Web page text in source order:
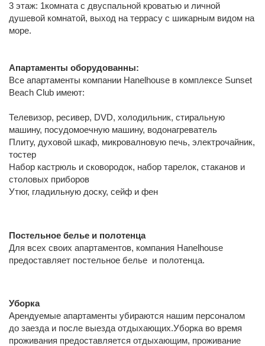
3 этаж: 1комната с двуспальной кроватью и личной
душевой комнатой, выход на террасу с шикарным видом на
море.
Апартаменты оборудованны:
Все апартаменты компании Hanelhouse в комплексе Sunset
Beach Club имеют:
Телевизор, ресивер, DVD, холодильник, стиральную
машину, посудомоечную машину, водонагреватель
Плиту, духовой шкаф, микровалновую печь, электрочайник,
тостер
Набор кастрюль и сковородок, набор тарелок, стаканов и
столовых приборов
Утюг, гладильную доску, сейф и фен
Постельное белье и полотенца
Для всех своих апартаментов, компания Hanelhouse
предоставляет постельное белье и полотенца.
Уборка
Арендуемые апартаменты убираются нашим персоналом
до заезда и после выезда отдыхающих.Уборка во время
проживания предоставляется отдыхающим, проживание